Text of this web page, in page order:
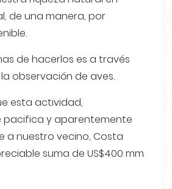
de una manera, por
de hacerlos es a través
observación de aves.
esta actividad,
pacifica y aparentemente
a nuestro vecino, Costa
suma de US$400 mm